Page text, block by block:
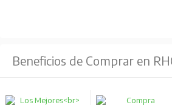
Beneficios de Comprar en